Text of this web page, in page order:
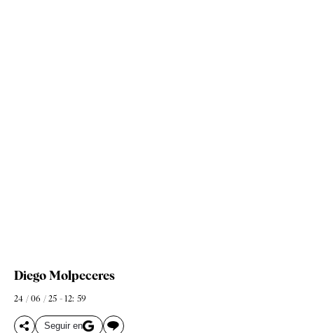
Diego Molpeceres
24 / 06 / 25 - 12: 59
Seguir en